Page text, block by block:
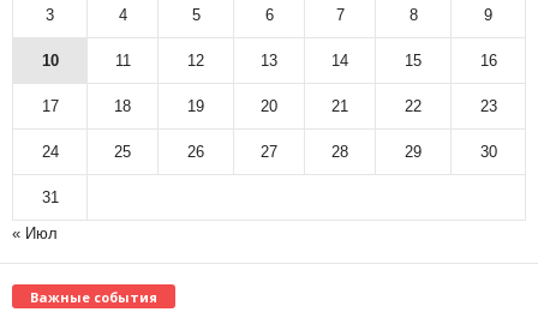
3 4 5 6 7 8 9
10 11 12 13 14 15 16
17 18 19 20 21 22 23
24 25 26 27 28 29 30
31
« Июл
Важные события